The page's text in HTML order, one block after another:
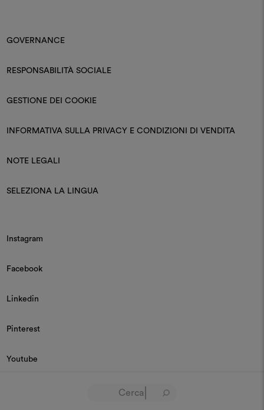
GOVERNANCE
RESPONSABILITÀ SOCIALE
GESTIONE DEI COOKIE
INFORMATIVA SULLA PRIVACY E CONDIZIONI DI VENDITA
NOTE LEGALI
SELEZIONA LA LINGUA
Instagram
Facebook
Linkedin
Pinterest
Youtube
© 2026 Dedar P.IVA 03187590157